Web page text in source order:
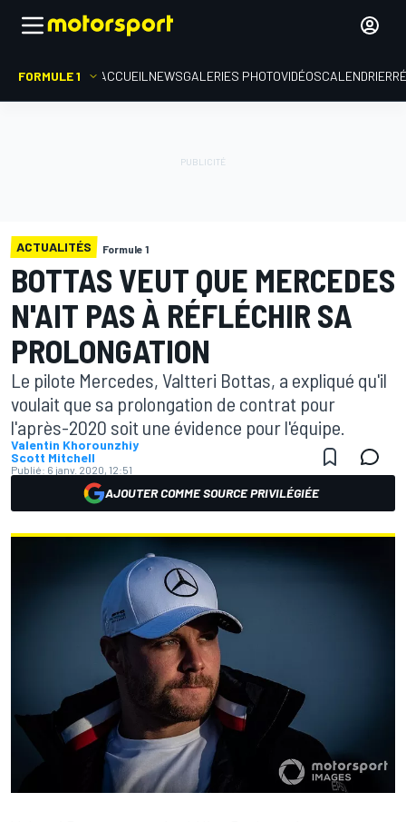
FORMULE 1 ACCUEIL NEWSGALERIES PHOTOVIDÉOSCALENDRIER
ACTUALITÉS Formule 1
BOTTAS VEUT QUE MERCEDES
N'AIT PAS À RÉFLÉCHIR SA
PROLONGATION
Le pilote Mercedes, Valtteri Bottas, a expliqué qu'il
voulait que sa prolongation de contrat pour
l'après-2020 soit une évidence pour l'équipe.
Valentin Khorounzhiy
Scott Mitchell
Publié: 6 janv. 2020, 12:51
AJOUTER COMME SOURCE PRIVILÉGIÉE